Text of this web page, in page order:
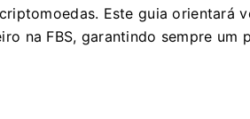
Este guia orientará
na FBS, garantindo sempre um